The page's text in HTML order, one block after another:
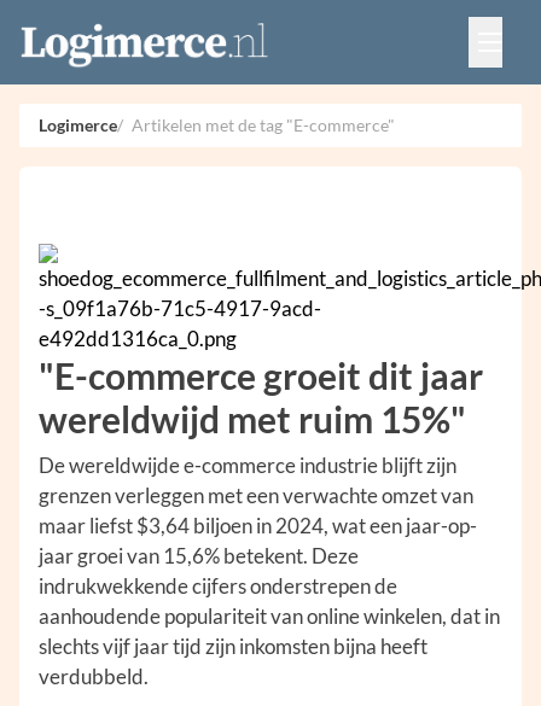
Vacatures
Events
Adverteren
Partners
Logimerce Artikelen met de tag "E-commerce"
"E-commerce groeit dit jaar
wereldwijd met ruim 15%"
De wereldwijde e-commerce industrie blijft zijn
grenzen verleggen met een verwachte omzet van
maar liefst $3,64 biljoen in 2024, wat een jaar-op-
jaar groei van 15,6% betekent. Deze
indrukwekkende cijfers onderstrepen de
aanhoudende populariteit van online winkelen, dat in
slechts vijf jaar tijd zijn inkomsten bijna heeft
verdubbeld.